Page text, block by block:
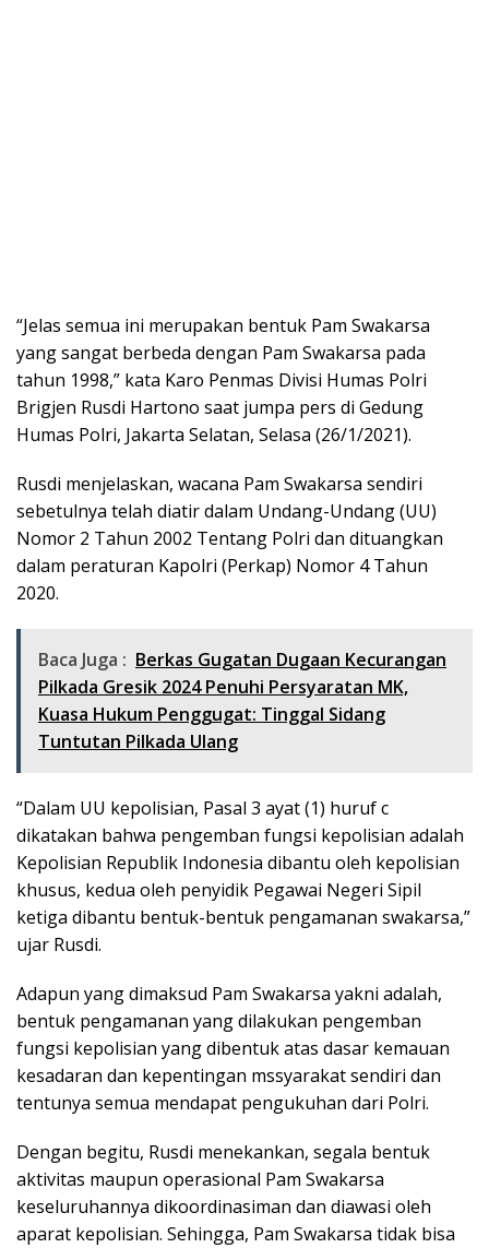
“Jelas semua ini merupakan bentuk Pam Swakarsa
yang sangat berbeda dengan Pam Swakarsa pada
tahun 1998,” kata Karo Penmas Divisi Humas Polri
Brigjen Rusdi Hartono saat jumpa pers di Gedung
Humas Polri, Jakarta Selatan, Selasa (26/1/2021).
Rusdi menjelaskan, wacana Pam Swakarsa sendiri
sebetulnya telah diatir dalam Undang-Undang (UU)
Nomor 2 Tahun 2002 Tentang Polri dan dituangkan
dalam peraturan Kapolri (Perkap) Nomor 4 Tahun
2020.
Baca Juga : Berkas Gugatan Dugaan Kecurangan
Pilkada Gresik 2024 Penuhi Persyaratan MK,
Kuasa Hukum Penggugat: Tinggal Sidang
Tuntutan Pilkada Ulang
“Dalam UU kepolisian, Pasal 3 ayat (1) huruf c
dikatakan bahwa pengemban fungsi kepolisian adalah
Kepolisian Republik Indonesia dibantu oleh kepolisian
khusus, kedua oleh penyidik Pegawai Negeri Sipil
ketiga dibantu bentuk-bentuk pengamanan swakarsa,”
ujar Rusdi.
Adapun yang dimaksud Pam Swakarsa yakni adalah,
bentuk pengamanan yang dilakukan pengemban
fungsi kepolisian yang dibentuk atas dasar kemauan
kesadaran dan kepentingan mssyarakat sendiri dan
tentunya semua mendapat pengukuhan dari Polri.
Dengan begitu, Rusdi menekankan, segala bentuk
aktivitas maupun operasional Pam Swakarsa
keseluruhannya dikoordinasiman dan diawasi oleh
aparat kepolisian. Sehingga, Pam Swakarsa tidak bisa